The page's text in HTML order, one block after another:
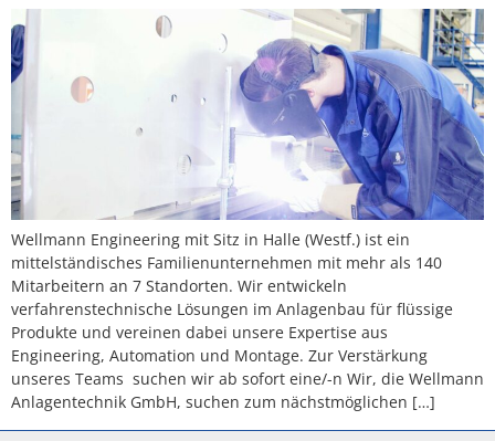
Wellmann Engineering mit Sitz in Halle (Westf.) ist ein
mittelständisches Familienunternehmen mit mehr als 140
Mitarbeitern an 7 Standorten. Wir entwickeln
verfahrenstechnische Lösungen im Anlagenbau für flüssige
Produkte und vereinen dabei unsere Expertise aus
Engineering, Automation und Montage. Zur Verstärkung
unseres Teams suchen wir ab sofort eine/-n Wir, die Wellmann
Anlagentechnik GmbH, suchen zum nächstmöglichen […]